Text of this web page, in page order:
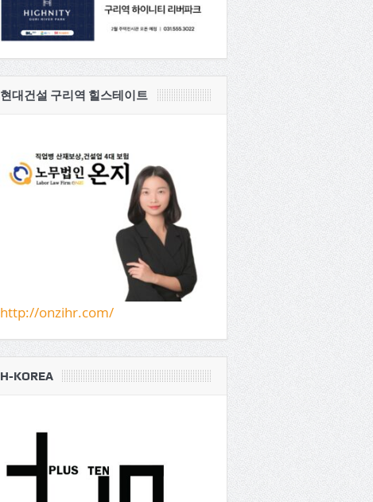
현대건설 구리역 힐스테이트
http://onzihr.com/
H-KOREA